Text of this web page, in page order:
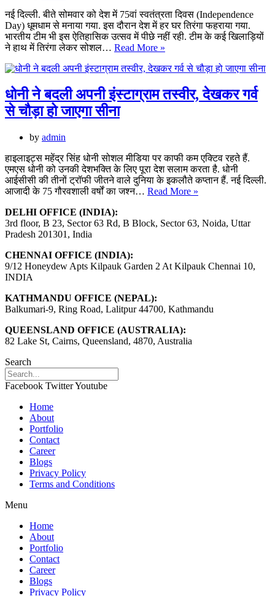
भारतीय
संस्कृति
की
झलक
नई दिल्ली. बीते सोमवार को देश में 75वां स्वतंत्रता दिवस (Independence
Day) धूमधाम से मनाया गया. इस दौरान देश में हर घर तिरंगा फहराया गया.
भारतीय टीम भी इस ऐतिहासिक उत्सव में पीछे नहीं रही. टीम के कई खिलाड़ियों
ने हाथ में तिरंगा लेकर सोशल… Read More »
शर्मा
लोग
कर
जानकर
आप
भी
हो
धोनी ने बदली अपनी इंस्टाग्राम तस्वीर, देखकर गर्व
से चौड़ा हो जाएगा सीना
by admin
हाइलाइट्स महेंद्र सिंह धोनी सोशल मीडिया पर काफी कम एक्टिव रहते हैं.
एमएस धोनी को उनकी देशभक्ति के लिए पूरा देश सलाम करता है. धोनी
आईसीसी की तीनों ट्रॉफी जीतने वाले दुनिया के इकलौते कप्तान हैं. नई दिल्ली.
आजादी के 75 गौरवशाली वर्षों का जश्न… Read More »
अपनी
गर्व
जाएगा
DELHI OFFICE (INDIA):
3rd floor, B 23, Sector 63 Rd, B Block, Sector 63, Noida, Uttar
Pradesh 201301, India
CHENNAI OFFICE (INDIA):
9/12 Honeydew Apts Kilpauk Garden 2 At Kilpauk Chennai 10,
INDIA
KATHMANDU OFFICE (NEPAL):
Balkumari-9, Ring Road, Lalitpur 44700, Kathmandu
QUEENSLAND OFFICE (AUSTRALIA):
82 Lake St, Cairns, Queensland, 4870, Australia
Search
Facebook TwitterYoutube
Home
About
Portfolio
Contact
Career
Blogs
Privacy Policy
Terms and Conditions
Menu
Home
About
Portfolio
Contact
Career
Blogs
Privacy Policy